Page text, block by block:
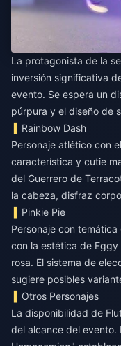
La protagonista de la
inversión significativa
evento. Se espera un
púrpura y el diseño de
Rainbow Dash
Personaje atlético con
característica y cutie
del Guerrero de
la cabeza, disfraz
Pinkie Pie
Personaje con
con la estética de
rosa. El sistema de
sugiere posibles
Otros Personajes
La disponibilidad de
del alcance del evento.